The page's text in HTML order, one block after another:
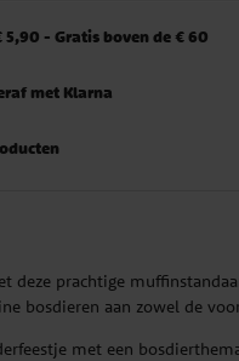
5,90 - Gratis boven de € 60
met Klarna
deze prachtige
bosdieren aan zowel de
met een